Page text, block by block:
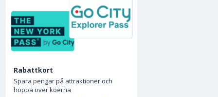
Rabattkort
Spara pengar på attraktioner och
hoppa över köerna